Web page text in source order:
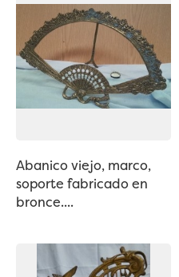
Abanico viejo, marco,
soporte fabricado en
bronce....